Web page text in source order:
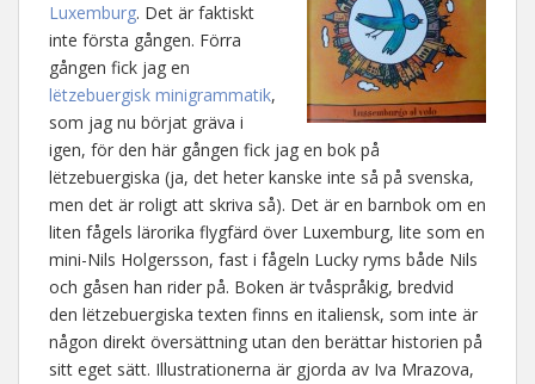
Luxemburg. Det är faktiskt
inte första gången. Förra
gången fick jag en
lëtzebuergisk minigrammatik,
som jag nu börjat gräva i
igen, för den här gången fick jag en bok på
lëtzebuergiska (ja, det heter kanske inte så på svenska,
men det är roligt att skriva så). Det är en barnbok om en
liten fågels lärorika flygfärd över Luxemburg, lite som en
mini-Nils Holgersson, fast i fågeln Lucky ryms både Nils
och gåsen han rider på. Boken är tvåspråkig, bredvid
den lëtzebuergiska texten finns en italiensk, som inte är
någon direkt översättning utan den berättar historien på
sitt eget sätt. Illustrationerna är gjorda av Iva Mrazova,